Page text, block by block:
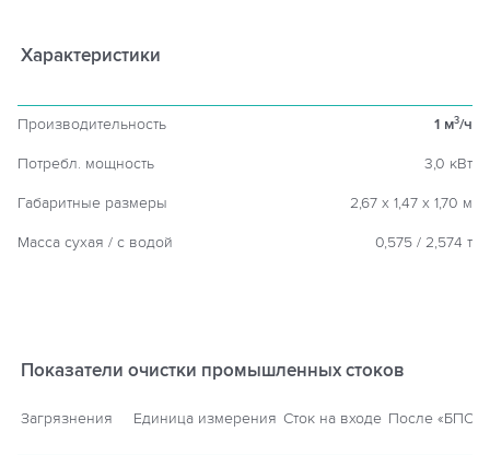
Характеристики
Производительность 1 м3/ч
Потребл. мощность 3,0 кВт
Габаритные размеры 2,67 х 1,47 х 1,70 м
Масса сухая / с водой 0,575 / 2,574 т
Показатели очистки промышленных стоков
Загрязнения Единица измерения Сток на входе После «БПО»